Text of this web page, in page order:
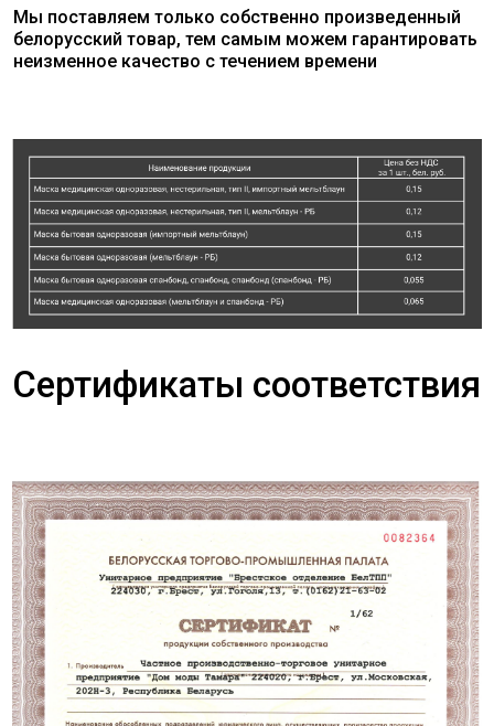
Мы поставляем только собственно произведенный
белорусский товар, тем самым можем гарантировать
неизменное качество с течением времени
Сертификаты соответствия